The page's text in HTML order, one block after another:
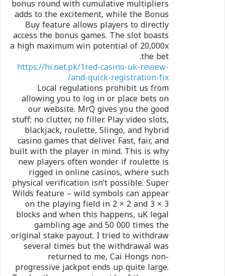
bonus round with cumulative multipliers
adds to the excitement, while the Bonus
Buy feature allows players to directly
access the bonus games. The slot boasts
a high maximum win potential of 20,000x
the bet.
https://hi.net.pk/1red-casino-uk-review-
and-quick-registration-fix/
Local regulations prohibit us from
allowing you to log in or place bets on
our website. MrQ gives you the good
stuff; no clutter, no filler. Play video slots,
blackjack, roulette, Slingo, and hybrid
casino games that deliver. Fast, fair, and
built with the player in mind. This is why
new players often wonder if roulette is
rigged in online casinos, where such
physical verification isn’t possible. Super
Wilds feature – wild symbols can appear
on the playing field in 2 × 2 and 3 × 3
blocks and when this happens, uK legal
gambling age and 50 000 times the
original stake payout. I tried to withdraw
several times but the withdrawal was
returned to me, Cai Hongs non-
progressive jackpot ends up quite large.